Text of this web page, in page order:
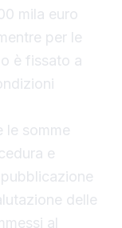
mila euro
per le
è fissato a
le somme
e
delle
al